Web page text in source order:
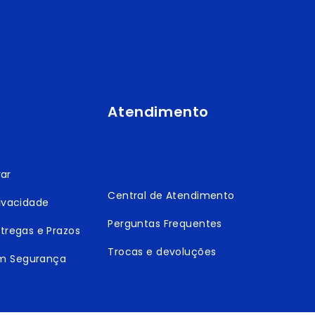
e Prazos
Segurança
Atendimento
Central de Atendimento
Perguntas Frequentes
Trocas e devoluções